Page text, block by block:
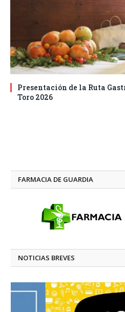
Presentación de la Ruta
Toro 2026
FARMACIA DE GUARDIA
NOTICIAS BREVES